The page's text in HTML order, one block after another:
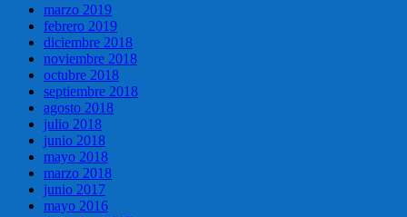
marzo 2019
febrero 2019
diciembre 2018
noviembre 2018
octubre 2018
septiembre 2018
agosto 2018
julio 2018
junio 2018
mayo 2018
marzo 2018
junio 2017
mayo 2016